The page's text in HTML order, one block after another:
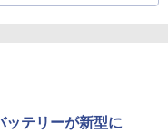
ッテリーが新型に